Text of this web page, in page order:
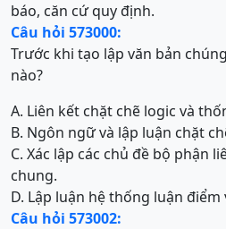
báo, căn cứ quy định.
Câu hỏi 573000:
Trước khi tạo lập văn bản
nào?
A. Liên kết chặt chẽ logic và
B. Ngôn ngữ và lập luận chặt
C. Xác lập các chủ đề bộ phận
chung.
D. Lập luận hệ thống luận
Câu hỏi 573002: